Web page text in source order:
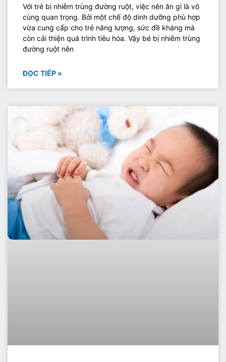
Với trẻ bị nhiễm trùng đường ruột, việc nên ăn gì là vô
cùng quan trọng. Bởi một chế độ dinh dưỡng phù hợp
vừa cung cấp cho trẻ năng lượng, sức đề kháng mà
còn cải thiện quá trình tiêu hóa. Vậy bé bị nhiễm trùng
đường ruột nên
ĐỌC TIẾP »